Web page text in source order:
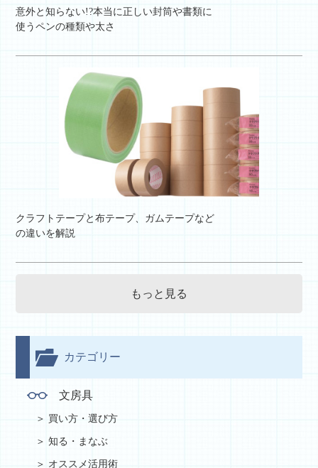
意外と知らない!?本当に正しい封筒や書類に
使うペンの種類や太さ
クラフトテープと布テープ、ガムテープなど
の違いを解説
もっと見る
カテゴリー
文房具
買い方・選び方
知る・まなぶ
オススメ活用術